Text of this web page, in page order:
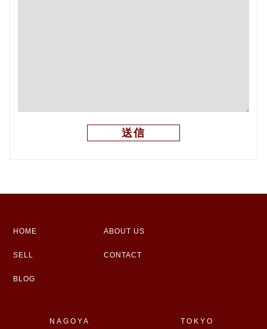
HOME ABOUT US
SELL CONTACT
BLOG
NAGOYA TOKYO